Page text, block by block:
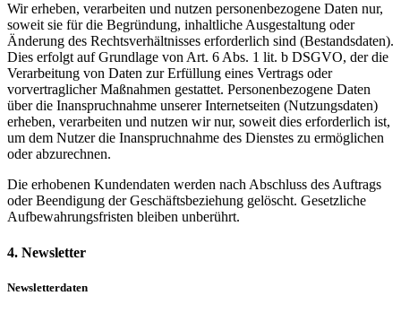
Wir erheben, verarbeiten und nutzen personenbezogene Daten nur,
soweit sie für die Begründung, inhaltliche Ausgestaltung oder
Änderung des Rechtsverhältnisses erforderlich sind (Bestandsdaten).
Dies erfolgt auf Grundlage von Art. 6 Abs. 1 lit. b DSGVO, der die
Verarbeitung von Daten zur Erfüllung eines Vertrags oder
vorvertraglicher Maßnahmen gestattet. Personenbezogene Daten
über die Inanspruchnahme unserer Internetseiten (Nutzungsdaten)
erheben, verarbeiten und nutzen wir nur, soweit dies erforderlich ist,
um dem Nutzer die Inanspruchnahme des Dienstes zu ermöglichen
oder abzurechnen.
Die erhobenen Kundendaten werden nach Abschluss des Auftrags
oder Beendigung der Geschäftsbeziehung gelöscht. Gesetzliche
Aufbewahrungsfristen bleiben unberührt.
4. Newsletter
Newsletterdaten